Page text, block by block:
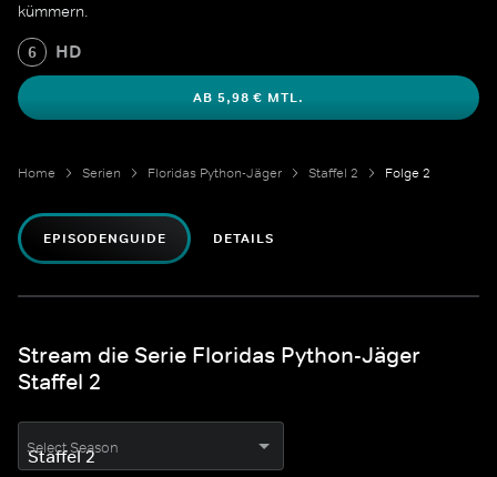
kümmern.
6 HD
AB 5,98 € MTL.
Home Serien Floridas Python-Jäger Staffel 2 Folge 2
EPISODENGUIDE DETAILS
Stream die Serie Floridas Python-Jäger
Staffel 2
Select Season